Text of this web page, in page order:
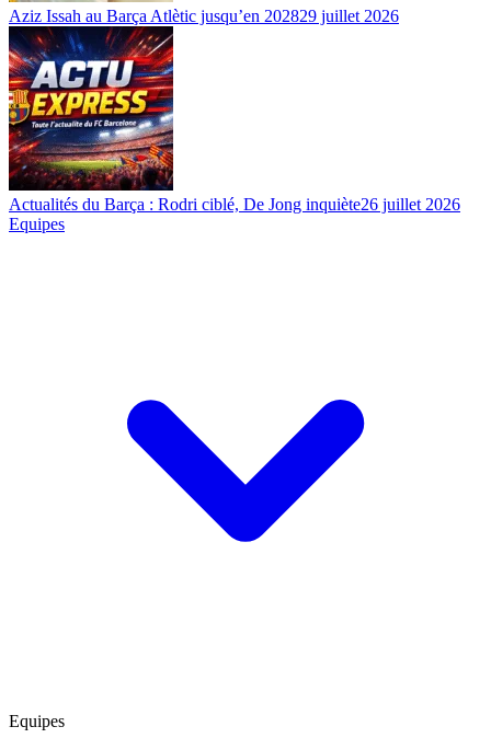
Aziz Issah au Barça Atlètic jusqu’en 202829 juillet 2026
Actualités du Barça : Rodri ciblé, De Jong inquiète26 juillet 2026
Equipes
Equipes